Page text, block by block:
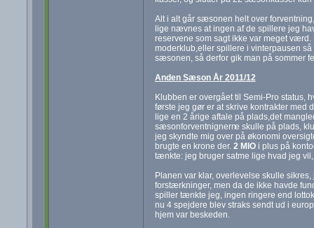
Alt i alt går sæsonen helt over
lige nævnes at ingen af de spillere jeg
reservene som sagt ikke var meget
moderklub,eller spillere i vinterpausen
sæsonen, så derfor gik man på sommer
Anden Sæson År 2011/12
Klubben er overgået til Semi-Pro status,
første jeg gør er at skrive kontrakter
lige en 2 årige aftale på plads,det
sæsonforventnignerne skulle på plads,
jeg skyndte mig over på økonomi
brugte en krone der. 2 MIOi plus på
tænkte: jeg bruger satme lige hvad jeg
Planen var klar, overlevelse skulle
forstærkninger, men da de ikke havde
spiller tænkte jeg, ingen ringere end
nu 4 spejdere blev straks sendt ud i
hjem var beskeden.